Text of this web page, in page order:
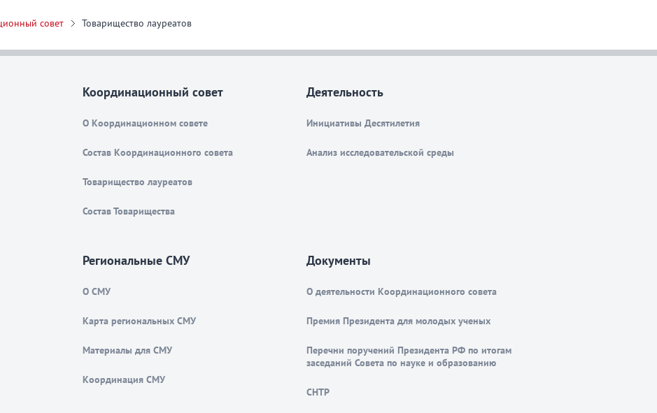
совет Товарищество лауреатов
Координационный совет
О Координационном совете
Состав Координационного совета
Товарищество лауреатов
Состав Товарищества
Деятельность
Инициативы Десятилетия
Анализ исследовательской среды
Региональные СМУ
О СМУ
Карта региональных СМУ
Материалы для СМУ
Координация СМУ
Документы
О деятельности Координационного совета
Премия Президента для молодых ученых
Перечни поручений Президента РФ по итогам
заседаний Совета по науке и образованию
СНТР